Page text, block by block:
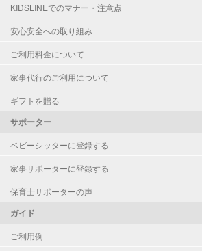
KIDSLINEでのマナー・注意点
安心安全への取り組み
ご利用料金について
家事代行のご利用について
ギフトを贈る
サポーター
ベビーシッターに登録する
家事サポーターに登録する
保育士サポーターの声
ガイド
ご利用例